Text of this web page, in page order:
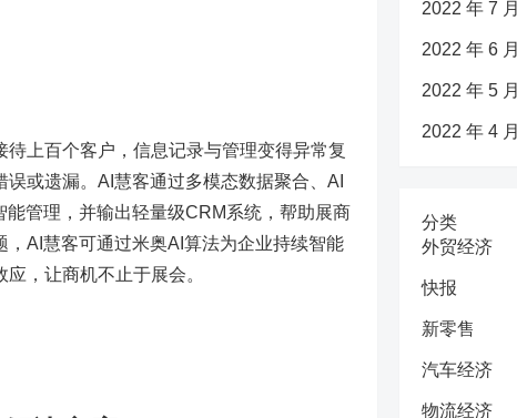
上百个客户，信息记录与管理变得异常复
或遗漏。AI慧客通过多模态数据聚合、AI
管理，并输出轻量级CRM系统，帮助展商
AI慧客可通过米奥AI算法为企业持续智能
，让商机不止于展会。
2022 年 7 月
2022 年 6 月
2022 年 5 月
2022 年 4 月
分类
外贸经济
快报
新零售
汽车经济
物流经济